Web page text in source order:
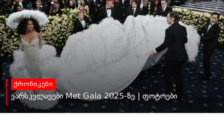
ქრონიკები
ვარსკვლავები Met Gala 2025-ზე | ფოტოები